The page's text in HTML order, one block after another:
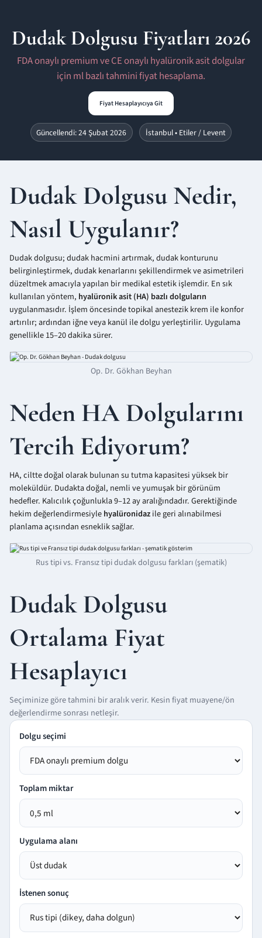
Dudak Dolgusu Fiyatları 2026
FDA onaylı premium ve CE onaylı hyalüronik asit dolgular
için ml bazlı tahmini fiyat hesaplama.
Fiyat Hesaplayıcıya Git
Güncellendi: 24 Şubat 2026 İstanbul • Etiler / Levent
Dudak Dolgusu Nedir,
Nasıl Uygulanır?
Dudak dolgusu; dudak hacmini artırmak, dudak konturunu
belirginleştirmek, dudak kenarlarını şekillendirmek ve asimetrileri
düzeltmek amacıyla yapılan bir medikal estetik işlemdir. En sık
kullanılan yöntem, hyalüronik asit (HA) bazlı dolguların
uygulanmasıdır. İşlem öncesinde topikal anestezik krem ile konfor
artırılır; ardından iğne veya kanül ile dolgu yerleştirilir. Uygulama
genellikle 15–20 dakika sürer.
Op. Dr. Gökhan Beyhan
Neden HA Dolgularını
Tercih Ediyorum?
HA, ciltte doğal olarak bulunan su tutma kapasitesi yüksek bir
moleküldür. Dudakta doğal, nemli ve yumuşak bir görünüm
hedefler. Kalıcılık çoğunlukla 9–12 ay aralığındadır. Gerektiğinde
hekim değerlendirmesiylehyalüronidazile geri alınabilmesi
planlama açısından esneklik sağlar.
Rus tipi vs. Fransız tipi dudak dolgusu farkları (şematik)
Dudak Dolgusu
Ortalama Fiyat
Hesaplayıcı
Seçiminize göre tahmini bir aralık verir. Kesin fiyat muayene/ön
değerlendirme sonrası netleşir.
Dolgu seçimi
Toplam miktar
Uygulama alanı
İstenen sonuç